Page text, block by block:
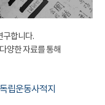
구합니다.
양한 자료를 통해
립운동사적지